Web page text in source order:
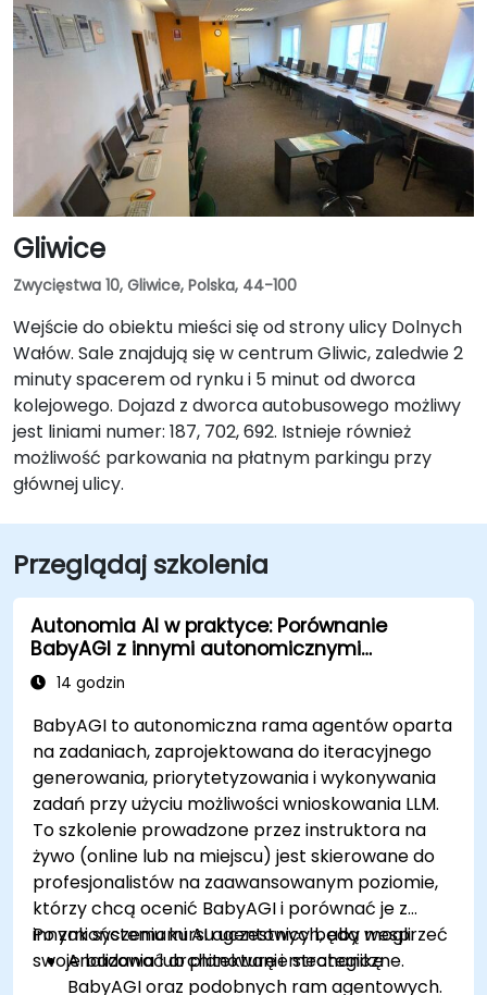
Gliwice
Zwycięstwa 10, Gliwice, Polska, 44-100
Wejście do obiektu mieści się od strony ulicy Dolnych
Wałów. Sale znajdują się w centrum Gliwic, zaledwie 2
minuty spacerem od rynku i 5 minut od dworca
kolejowego. Dojazd z dworca autobusowego możliwy
jest liniami numer: 187, 702, 692. Istnieje również
możliwość parkowania na płatnym parkingu przy
głównej ulicy.
Przeglądaj szkolenia
Autonomia AI w praktyce: Porównanie
BabyAGI z innymi autonomicznymi
agentami
14 godzin
BabyAGI to autonomiczna rama agentów oparta
na zadaniach, zaprojektowana do iteracyjnego
generowania, priorytetyzowania i wykonywania
zadań przy użyciu możliwości wnioskowania LLM.
To szkolenie prowadzone przez instruktora na
żywo (online lub na miejscu) jest skierowane do
profesjonalistów na zaawansowanym poziomie,
którzy chcą ocenić BabyAGI i porównać je z
innymi systemami AI agentowych, aby wesprzeć
swoje badania lub planowanie strategiczne.
Po zakończeniu kursu uczestnicy będą mogli:
Analizować architekturę i mechanikę
BabyAGI oraz podobnych ram agentowych.